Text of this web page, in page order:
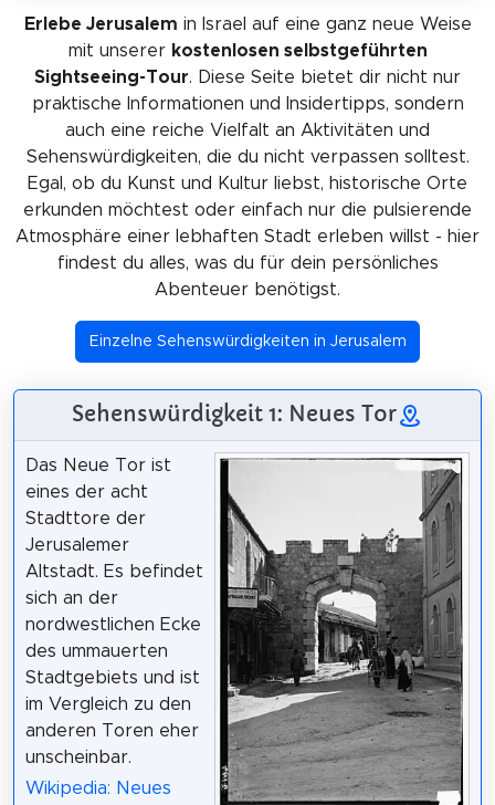
Erlebe Jerusalem in Israel auf eine ganz neue Weise
mit unserer kostenlosen selbstgeführten
Sightseeing-Tour. Diese Seite bietet dir nicht nur
praktische Informationen und Insidertipps, sondern
auch eine reiche Vielfalt an Aktivitäten und
Sehenswürdigkeiten, die du nicht verpassen solltest.
Egal, ob du Kunst und Kultur liebst, historische Orte
erkunden möchtest oder einfach nur die pulsierende
Atmosphäre einer lebhaften Stadt erleben willst - hier
findest du alles, was du für dein persönliches
Abenteuer benötigst.
Einzelne Sehenswürdigkeiten in Jerusalem
Sehenswürdigkeit 1: Neues Tor
Das Neue Tor ist
eines der acht
Stadttore der
Jerusalemer
Altstadt. Es befindet
sich an der
nordwestlichen Ecke
des ummauerten
Stadtgebiets und ist
im Vergleich zu den
anderen Toren eher
unscheinbar.
Wikipedia: Neues